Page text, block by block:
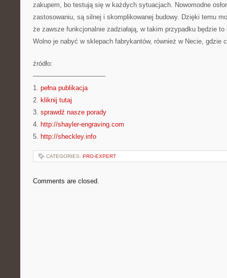
zakupem, bo testują się w każdych sytuacjach. Nowomodne
zastosowaniu, są silnej i skomplikowanej budowy. Dzięki temu
że zawsze funkcjonalnie zadziałają, w takim przypadku będzie to
Wolno je nabyć w sklepach fabrykantów, również w Necie, gdzie
źródło:
———————————
1. pełna publikacja
2. kliknij tutaj
3. sprawdź nasze porady
4. http://shayler-engraving.com
5. http://sheckley.info
CATEGORIES: PRO-EXPERT
Comments are closed.